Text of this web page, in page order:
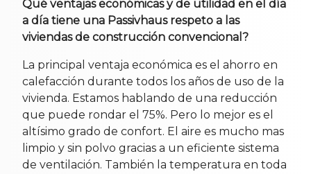
Qué ventajas económicas y de utilidad en el día
a día tiene una Passivhaus respeto a las
viviendas de construcción convencional?
La principal ventaja económica es el ahorro en
calefacción durante todos los años de uso de la
vivienda. Estamos hablando de una reducción
que puede rondar el 75%. Pero lo mejor es el
altísimo grado de confort. El aire es mucho mas
limpio y sin polvo gracias a un eficiente sistema
de ventilación. También la temperatura en toda